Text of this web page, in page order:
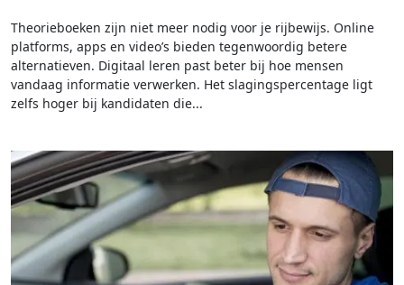
Theorieboeken zijn niet meer nodig voor je rijbewijs. Online
platforms, apps en video’s bieden tegenwoordig betere
alternatieven. Digitaal leren past beter bij hoe mensen
vandaag informatie verwerken. Het slagingspercentage ligt
zelfs hoger bij kandidaten die...